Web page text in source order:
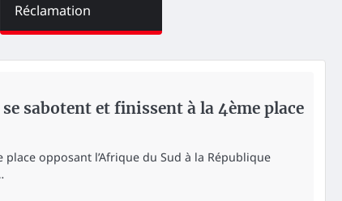
Réclamation
se sabotent et finissent à la 4ème place
place opposant l’Afrique du Sud à la République